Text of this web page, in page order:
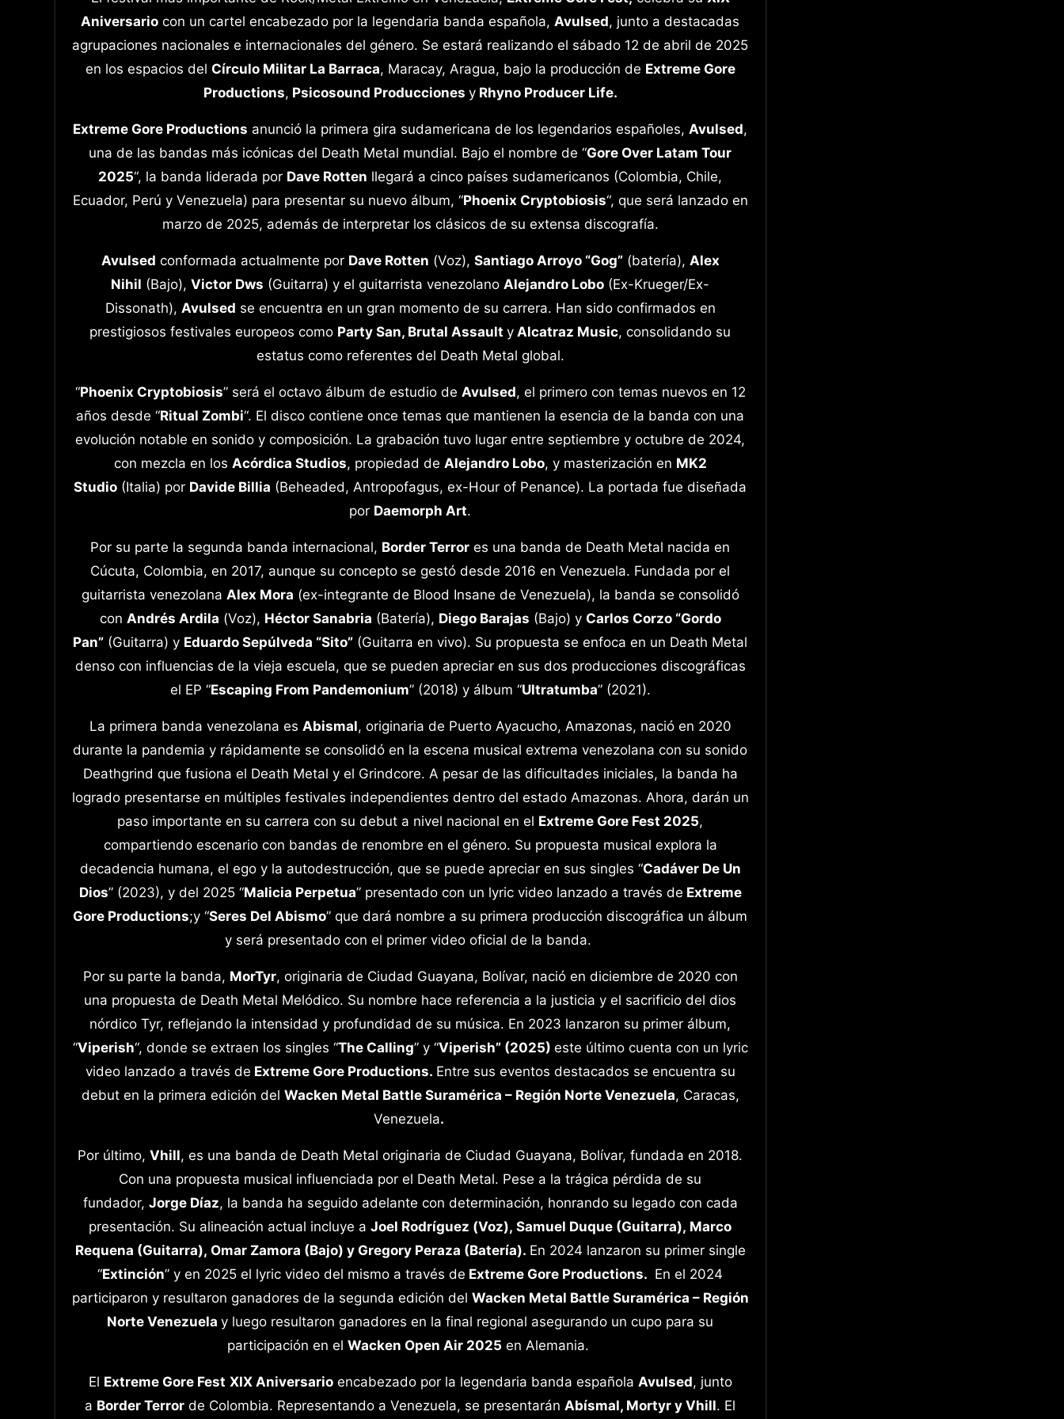
Aniversario con un cartel encabezado por la legendaria banda española,Avulsed, junto a destacadas
agrupaciones nacionales e internacionales del género. Se estará realizando el sábado 12 de abril de 2025
en los espacios del Círculo Militar La Barraca, Maracay, Aragua, bajo la producción de Extreme Gore
Productions, Psicosound Producciones yRhyno Producer Life.
Extreme Gore Productions anunció la primera gira sudamericana de los legendarios españoles,Avulsed,
una de las bandas más icónicas del Death Metal mundial. Bajo el nombre de “Gore Over Latam Tour
2025“, la banda liderada por Dave Rotten llegará a cinco países sudamericanos (Colombia, Chile,
Ecuador, Perú y Venezuela) para presentar su nuevo álbum, “Phoenix Cryptobiosis“, que será lanzado en
marzo de 2025, además de interpretar los clásicos de su extensa discografía.
Avulsed conformada actualmente por Dave Rotten (Voz), Santiago Arroyo “Gog”(batería), Alex
Nihil (Bajo),Victor Dws (Guitarra) y el guitarrista venezolanoAlejandro Lobo (Ex-Krueger/Ex-
Dissonath), Avulsed se encuentra en un gran momento de su carrera. Han sido confirmados en
prestigiosos festivales europeos como Party San, Brutal Assaulty Alcatraz Music, consolidando su
estatus como referentes del Death Metal global.
“Phoenix Cryptobiosis” será el octavo álbum de estudio de Avulsed, el primero con temas nuevos en 12
años desde “Ritual Zombi“. El disco contiene once temas que mantienen la esencia de la banda con una
evolución notable en sonido y composición. La grabación tuvo lugar entre septiembre y octubre de 2024,
con mezcla en los Acórdica Studios, propiedad de Alejandro Lobo, y masterización en MK2
Studio (Italia) por Davide Billia (Beheaded, Antropofagus, ex-Hour of Penance). La portada fue diseñada
por Daemorph Art.
Por su parte la segunda banda internacional, Border Terror es una banda de Death Metal nacida en
Cúcuta, Colombia, en 2017, aunque su concepto se gestó desde 2016 en Venezuela. Fundada por el
guitarrista venezolana Alex Mora (ex-integrante de Blood Insane de Venezuela), la banda se consolidó
con Andrés Ardila (Voz), Héctor Sanabria (Batería), Diego Barajas (Bajo) y Carlos Corzo “Gordo
Pan” (Guitarra) y Eduardo Sepúlveda “Sito” (Guitarra en vivo). Su propuesta se enfoca en un Death Metal
denso con influencias de la vieja escuela, que se pueden apreciar en sus dos producciones discográficas
el EP “Escaping From Pandemonium” (2018) y álbum “Ultratumba” (2021).
La primera banda venezolana es Abismal, originaria de Puerto Ayacucho, Amazonas, nació en 2020
durante la pandemia y rápidamente se consolidó en la escena musical extrema venezolana con su sonido
Deathgrind que fusiona el Death Metal y el Grindcore. A pesar de las dificultades iniciales, la banda ha
logrado presentarse en múltiples festivales independientes dentro del estado Amazonas. Ahora, darán un
paso importante en su carrera con su debut a nivel nacional en el Extreme Gore Fest 2025,
compartiendo escenario con bandas de renombre en el género. Su propuesta musical explora la
decadencia humana, el ego y la autodestrucción, que se puede apreciar en sus singles “Cadáver De Un
Dios” (2023), y del 2025 “Malicia Perpetua” presentado con un lyric video lanzado a través de Extreme
Gore Productions;y “Seres Del Abismo” que dará nombre a su primera producción discográfica un álbum
y será presentado con el primer video oficial de la banda.
Por su parte la banda, MorTyr, originaria de Ciudad Guayana, Bolívar, nació en diciembre de 2020 con
una propuesta de Death Metal Melódico. Su nombre hace referencia a la justicia y el sacrificio del dios
nórdico Tyr, reflejando la intensidad y profundidad de su música. En 2023 lanzaron su primer álbum,
“Viperish“, donde se extraen los singles “The Calling” y “Viperish” (2025) este último cuenta con un lyric
video lanzado a través de Extreme Gore Productions. Entre sus eventos destacados se encuentra su
debut en la primera edición del Wacken Metal Battle Suramérica – Región Norte Venezuela, Caracas,
Venezuela.
Por último,Vhill, es una banda de Death Metal originaria de Ciudad Guayana, Bolívar, fundada en 2018.
Con una propuesta musical influenciada por el Death Metal. Pese a la trágica pérdida de su
fundador, Jorge Díaz, la banda ha seguido adelante con determinación, honrando su legado con cada
presentación. Su alineación actual incluye aJoel Rodríguez (Voz), Samuel Duque (Guitarra), Marco
Requena (Guitarra), Omar Zamora (Bajo) y Gregory Peraza (Batería). En 2024 lanzaron su primer single
“Extinción” y en 2025 el lyric video del mismo a través de Extreme Gore Productions. En el 2024
participaron y resultaron ganadores de la segunda edición del Wacken Metal Battle Suramérica – Región
Norte Venezuelay luego resultaron ganadores en la final regional asegurando un cupo para su
participación en elWacken Open Air 2025 en Alemania.
El Extreme Gore Fest XIX Aniversarioencabezado por la legendaria banda española Avulsed, junto
a Border Terror de Colombia. Representando a Venezuela, se presentaránAbísmal, Mortyr y Vhill. El